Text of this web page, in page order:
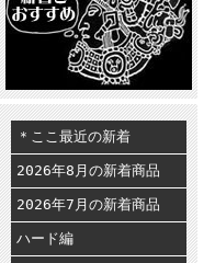
＊ここ最近の新着
2026年8月の新着商品
2026年7月の新着商品
ハード編